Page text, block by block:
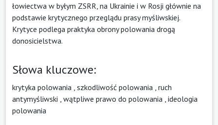
łowiectwa w byłym ZSRR, na Ukrainie i w Rosji głównie na
podstawie krytycznego przeglądu prasy myśliwskiej.
Krytyce podlega praktyka obrony polowania drogą
donosicielstwa.
Słowa kluczowe:
krytyka polowania szkodliwość polowania ruch
antymyśliwski wątpliwe prawo do polowania ideologia
polowania